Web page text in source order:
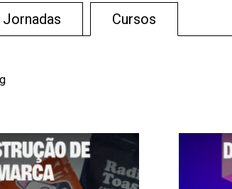
Jornadas Cursos